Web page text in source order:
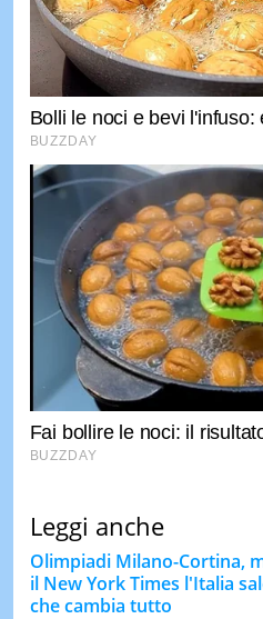
Leggi anche
Olimpiadi Milano-Cortina,
il New York Times l'Italia
che cambia tutto